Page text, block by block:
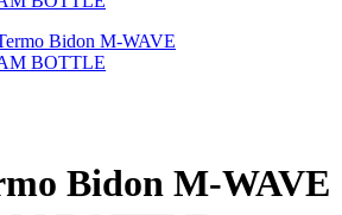
Bidon M-WAVE